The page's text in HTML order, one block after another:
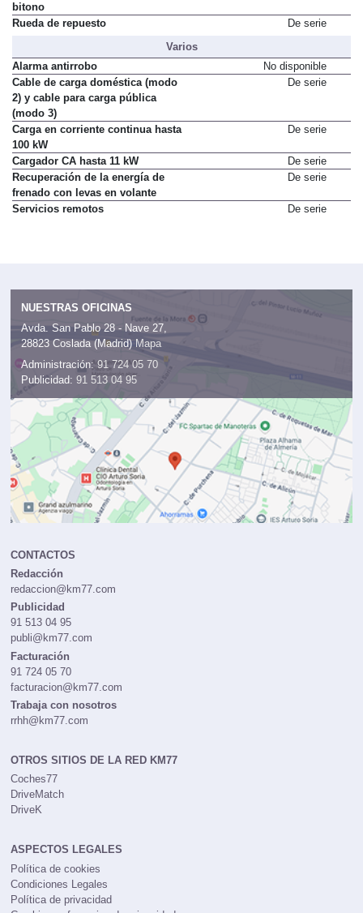
bitono
Rueda de repuesto
De serie
Varios
Alarma antirrobo
No disponible
Cable de carga doméstica (modo
2) y cable para carga pública
(modo 3)
De serie
Carga en corriente continua hasta
100 kW
De serie
Cargador CA hasta 11 kW
De serie
Recuperación de la energía de
frenado con levas en volante
De serie
Servicios remotos De serie
NUESTRAS OFICINAS
Avda. San Pablo 28 - Nave 27,
28823 Coslada (Madrid) Mapa
Administración: 91 724 05 70
Publicidad: 91 513 04 95
CONTACTOS
Redacción
redaccion@km77.com
Publicidad
91 513 04 95
publi@km77.com
Facturación
91 724 05 70
facturacion@km77.com
Trabaja con nosotros
rrhh@km77.com
OTROS SITIOS DE LA RED KM77
Coches77
DriveMatch
DriveK
ASPECTOS LEGALES
Política de cookies
Condiciones Legales
Política de privacidad